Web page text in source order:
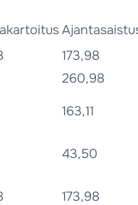
173,98
260,98
163,11
43,50
173,98